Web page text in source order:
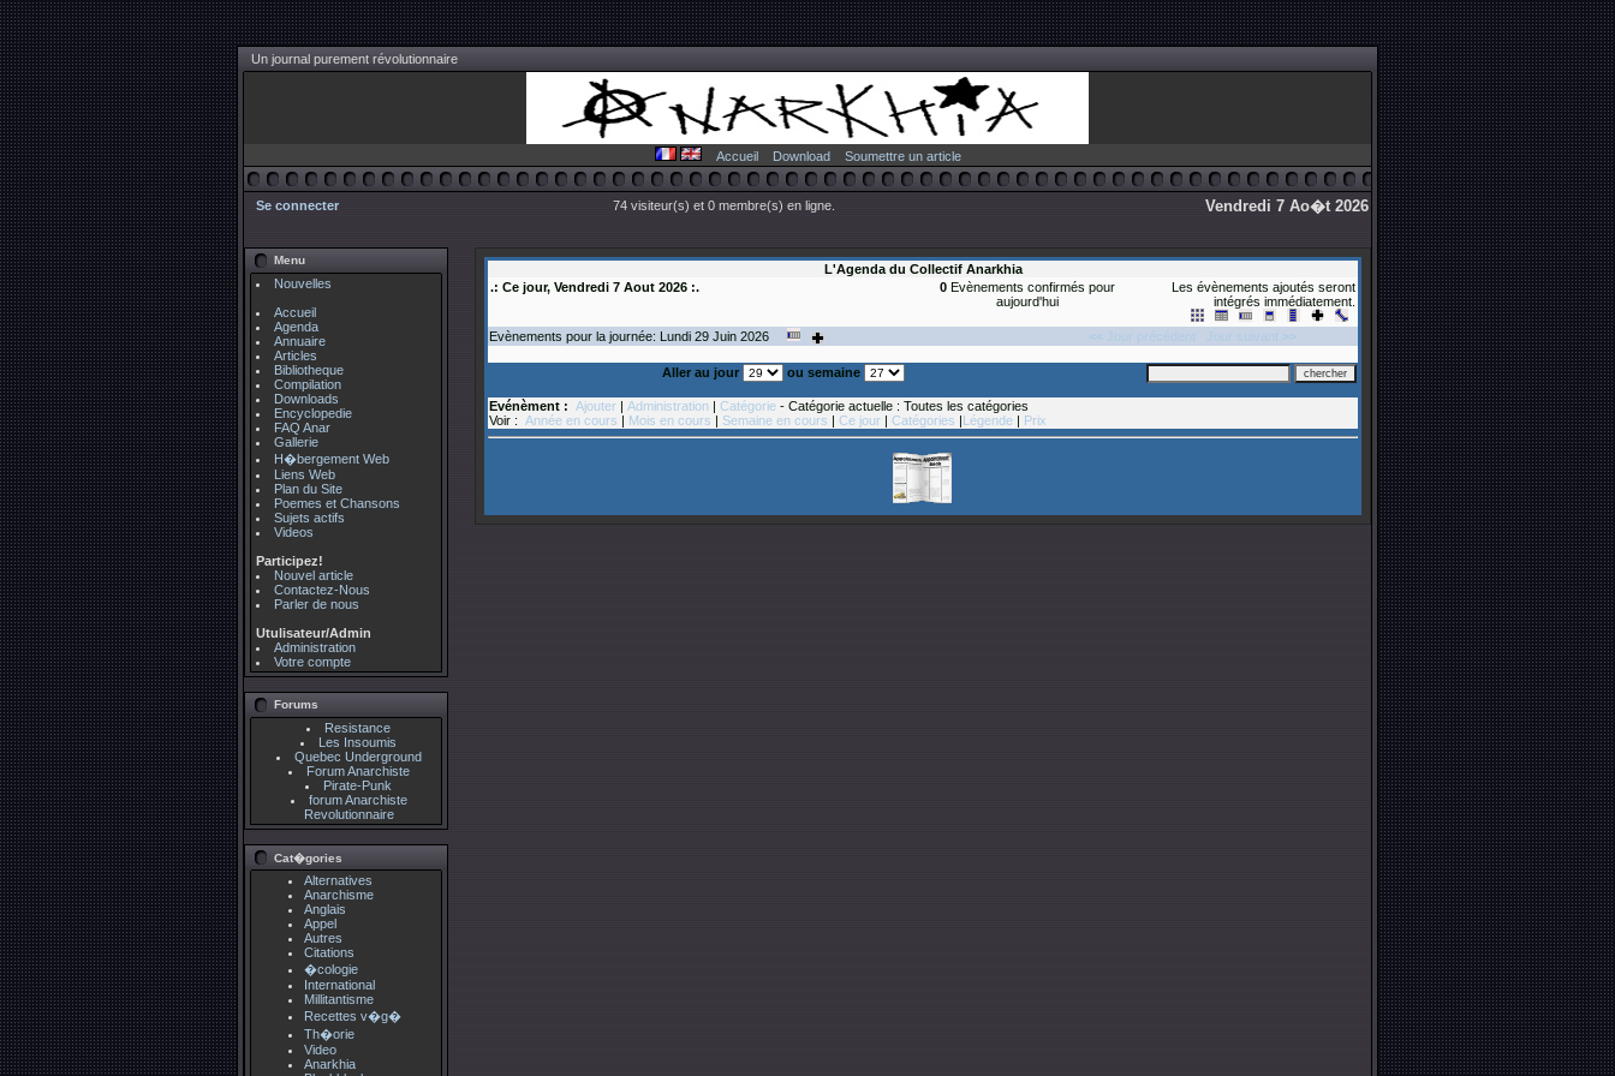
Un journal purement révolutionnaire
Accueil Download Soumettre un article
Se connecter 74 visiteur(s) et 0 membre(s) en ligne. Vendredi 7 Ao�t 2026
Menu
Nouvelles
Accueil
Agenda
Annuaire
Articles
Bibliotheque
Compilation
Downloads
Encyclopedie
FAQ Anar
Gallerie
H�bergement Web
Liens Web
Plan du Site
Poemes et Chansons
Sujets actifs
Videos
Participez!
Nouvel article
Contactez-Nous
Parler de nous
Utulisateur/Admin
Administration
Votre compte
Forums
Resistance
Les Insoumis
Quebec Underground
Forum Anarchiste
Pirate-Punk
forum Anarchiste
Revolutionnaire
Cat�gories
Alternatives
Anarchisme
Anglais
Appel
Autres
Citations
�cologie
International
Millitantisme
Recettes v�g�
Th�orie
Video
Anarkhia
L'Agenda du Collectif Anarkhia
.: Ce jour, Vendredi 7 Aout 2026 :.
0Evènements confirmés pour
aujourd'hui
Les évènements ajoutés seront
intégrés immédiatement.
Evènements pour la journée: Lundi 29 Juin 2026 << Jour précédent Jour suivant >>
Aller au jour ou semaine
Evénèment : Ajouter | Administration | Catégorie - Catégorie actuelle : Toutes les catégories
Voir : Année en cours | Mois en cours | Semaine en cours | Ce jour | Catégories |Légende | Prix